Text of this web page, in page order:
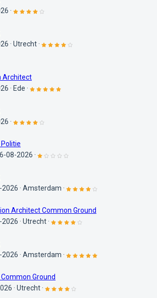
·
· Utrecht ·
Architect
· Ede ·
·
08-2026 ·
2026 · Amsterdam ·
Architect Common Ground
2026 · Utrecht ·
2026 · Amsterdam ·
Ground
· Utrecht ·